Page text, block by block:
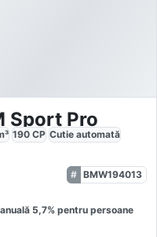
Sport Pro
190 CP Cutie automată
BMW194013
anuală 5,7% pentru persoane